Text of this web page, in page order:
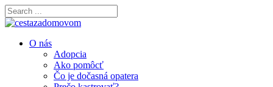
O nás
Adopcia
Ako pomôcť
Čo je dočasná opatera